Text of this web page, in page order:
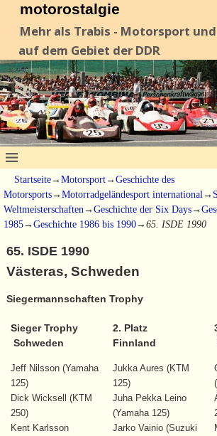
motorostalgie
Mehr als Trabis - Motorsport
auf dem Gebiet der DDR
Startseite→ Motorsport→ Geschichte des
Motorsports→ Motorradgeländesport international →
Weltmeisterschaften → Geschichte der Six Days→
1985→ Geschichte 1986 bis 1990→ 65. ISDE 1990
65. ISDE 1990
Västeras, Schweden
Siegermannschaften Trophy
Sieger Trophy
Schweden
Jeff Nilsson (Yamaha
125)
Dick Wicksell (KTM
250)
Kent Karlsson
2. Platz
Finnland
Jukka Aures (KTM
125)
Juha Pekka Leino
(Yamaha 125)
Jarko Vainio (Suzuki